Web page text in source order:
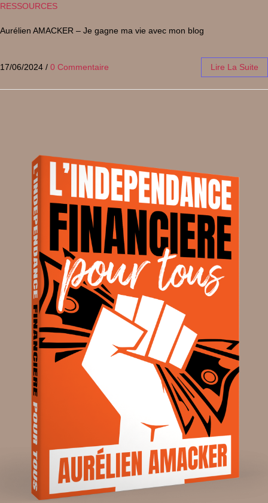
RESSOURCES
Aurélien AMACKER – Je gagne ma vie avec mon blog
17/06/2024 / 0 Commentaire Lire La Suite